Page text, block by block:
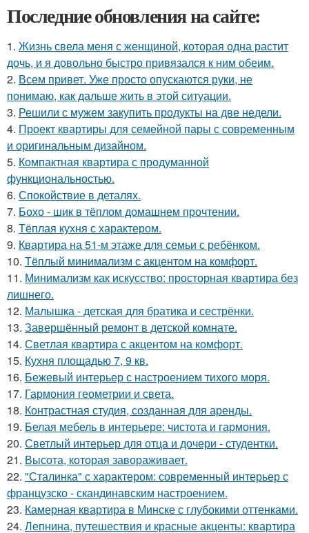
Последние обновления на сайте:
1. Жизнь свела меня с женщиной, которая одна растит
дочь, и я довольно быстро привязался к ним обеим.
2. Всем привет. Уже просто опускаются руки, не
понимаю, как дальше жить в этой ситуации.
3. Решили с мужем закупить продукты на две недели.
4. Проект квартиры для семейной пары с современным
и оригинальным дизайном.
5. Компактная квартира с продуманной
функциональностью.
6. Спокойствие в деталях.
7. Бохо - шик в тёплом домашнем прочтении.
8. Тёплая кухня с характером.
9. Квартира на 51-м этаже для семьи с ребёнком.
10. Тёплый минимализм с акцентом на комфорт.
11. Минимализм как искусство: просторная квартира без
лишнего.
12. Малышка - детская для братика и сестрёнки.
13. Завершённый ремонт в детской комнате.
14. Светлая квартира с акцентом на комфорт.
15. Кухня площадью 7, 9 кв.
16. Бежевый интерьер с настроением тихого моря.
17. Гармония геометрии и света.
18. Контрастная студия, созданная для аренды.
19. Белая мебель в интерьере: чистота и гармония.
20. Светлый интерьер для отца и дочери - студентки.
21. Высота, которая завораживает.
22. "Сталинка" с характером: современный интерьер с
французско - скандинавским настроением.
23. Камерная квартира в Минске с глубокими оттенками.
24. Лепнина, путешествия и красные акценты: квартира